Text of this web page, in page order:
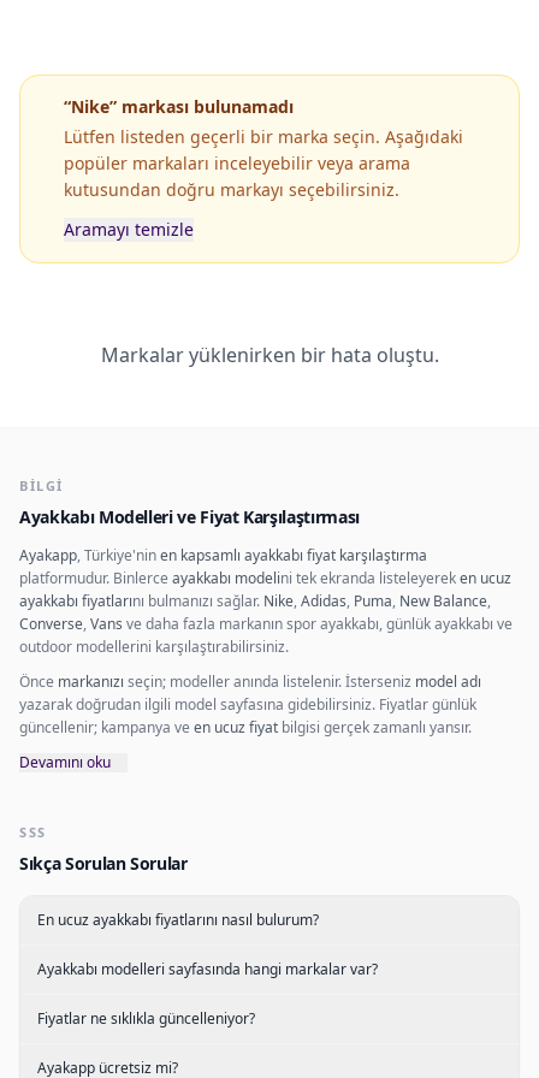
“Nike” markası bulunamadı
Lütfen listeden geçerli bir marka seçin. Aşağıdaki
popüler markaları inceleyebilir veya arama
kutusundan doğru markayı seçebilirsiniz.
Aramayı temizle
Markalar yüklenirken bir hata oluştu.
BILGI
Ayakkabı Modelleri ve Fiyat Karşılaştırması
Ayakapp, Türkiye'ninen kapsamlı ayakkabı fiyat karşılaştırma
platformudur. Binlerce ayakkabı modelini tek ekranda listeleyereken ucuz
ayakkabı fiyatlarını bulmanızı sağlar. Nike,Adidas, Puma, New Balance,
Converse,Vans ve daha fazla markanın spor ayakkabı, günlük ayakkabı ve
outdoor modellerini karşılaştırabilirsiniz.
Önce markanızı seçin; modeller anında listelenir. İsterseniz model adı
yazarak doğrudan ilgili model sayfasına gidebilirsiniz. Fiyatlar günlük
güncellenir; kampanya ve en ucuz fiyat bilgisi gerçek zamanlı yansır.
Devamını oku
SSS
Sıkça Sorulan Sorular
En ucuz ayakkabı fiyatlarını nasıl bulurum?
Ayakkabı modelleri sayfasında hangi markalar var?
Fiyatlar ne sıklıkla güncelleniyor?
Ayakapp ücretsiz mi?